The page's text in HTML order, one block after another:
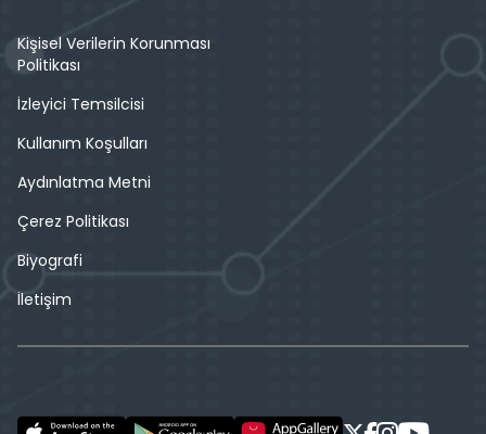
Kişisel Verilerin Korunması
Politikası
İzleyici Temsilcisi
Kullanım Koşulları
Aydınlatma Metni
Çerez Politikası
Biyografi
İletişim